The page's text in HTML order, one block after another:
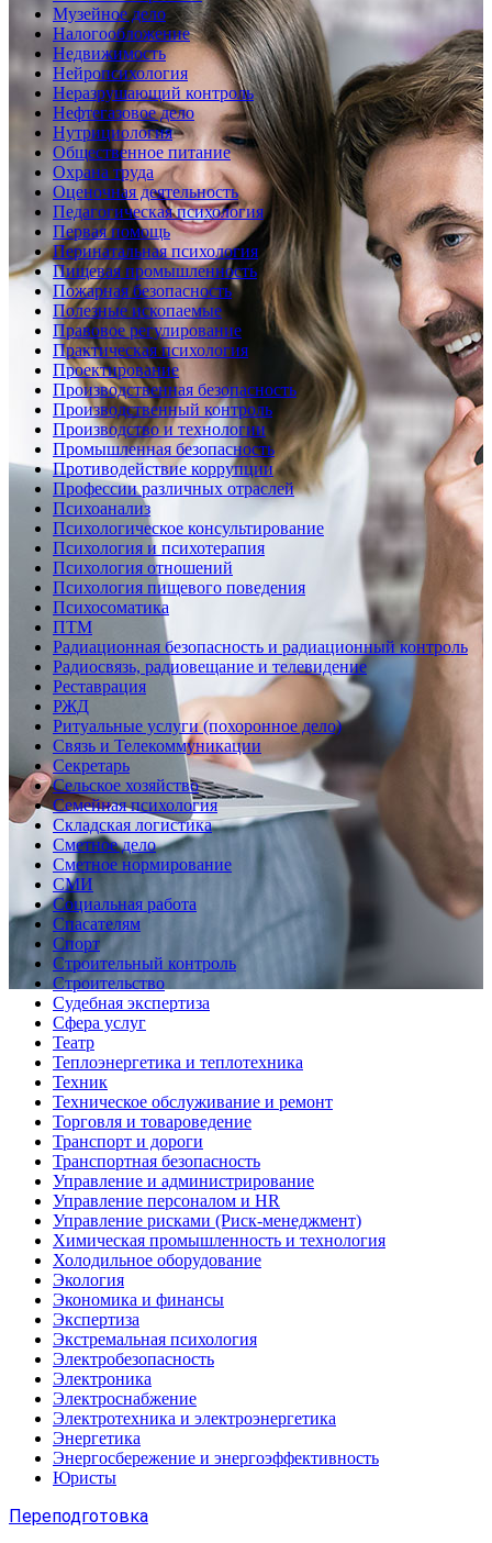
Музейное дело
Налогообложение
Недвижимость
Нейропсихология
Неразрушающий контроль
Нефтегазовое дело
Нутрициология
Общественное питание
Охрана труда
Оценочная деятельность
Педагогическая психология
Первая помощь
Перинатальная психология
Пищевая промышленность
Пожарная безопасность
Полезные ископаемые
Правовое регулирование
Практическая психология
Проектирование
Производственная безопасность
Производственный контроль
Производство и технологии
Промышленная безопасность
Противодействие коррупции
Профессии различных отраслей
Психоанализ
Психологическое консультирование
Психология и психотерапия
Психология отношений
Психология пищевого поведения
Психосоматика
ПТМ
Радиационная безопасность и радиационный контроль
Радиосвязь, радиовещание и телевидение
Реставрация
РЖД
Ритуальные услуги (похоронное дело)
Связь и Телекоммуникации
Секретарь
Сельское хозяйство
Семейная психология
Складская логистика
Сметное дело
Сметное нормирование
СМИ
Социальная работа
Спасателям
Спорт
Строительный контроль
Строительство
Судебная экспертиза
Сфера услуг
Театр
Теплоэнергетика и теплотехника
Техник
Техническое обслуживание и ремонт
Торговля и товароведение
Транспорт и дороги
Транспортная безопасность
Управление и администрирование
Управление персоналом и HR
Управление рисками (Риск-менеджмент)
Химическая промышленность и технология
Холодильное оборудование
Экология
Экономика и финансы
Экспертиза
Экстремальная психология
Электробезопасность
Электроника
Электроснабжение
Электротехника и электроэнергетика
Энергетика
Энергосбережение и энергоэффективность
Юристы
Переподготовка